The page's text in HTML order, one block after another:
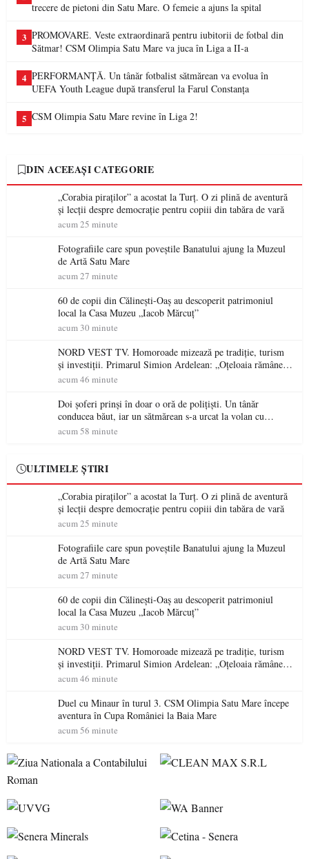
trecere de pietoni din Satu Mare. O femeie a ajuns la spital
3 PROMOVARE. Veste extraordinară pentru iubitorii de fotbal din
Sătmar! CSM Olimpia Satu Mare va juca în Liga a II-a
4 PERFORMANȚĂ. Un tânăr fotbalist sătmărean va evolua în
UEFA Youth League după transferul la Farul Constanța
5 CSM Olimpia Satu Mare revine în Liga 2!
DIN ACEEAȘI CATEGORIE
„Corabia piraților” a acostat la Turț. O zi plină de aventură
și lecții despre democrație pentru copiii din tabăra de vară
acum 25 minute
Fotografiile care spun poveștile Banatului ajung la Muzeul
de Artă Satu Mare
acum 27 minute
60 de copii din Călinești-Oaș au descoperit patrimoniul
local la Casa Muzeu „Iacob Mărcuț”
acum 30 minute
NORD VEST TV. Homoroade mizează pe tradiție, turism
și investiții. Primarul Simion Ardelean: „Oțeloaia rămâne
un brand al Codrului”
acum 46 minute
Doi șoferi prinși în doar o oră de polițiști. Un tânăr
conducea băut, iar un sătmărean s-a urcat la volan cu
permisul suspendat
acum 58 minute
ULTIMELE ȘTIRI
„Corabia piraților” a acostat la Turț. O zi plină de aventură
și lecții despre democrație pentru copiii din tabăra de vară
acum 25 minute
Fotografiile care spun poveștile Banatului ajung la Muzeul
de Artă Satu Mare
acum 27 minute
60 de copii din Călinești-Oaș au descoperit patrimoniul
local la Casa Muzeu „Iacob Mărcuț”
acum 30 minute
NORD VEST TV. Homoroade mizează pe tradiție, turism
și investiții. Primarul Simion Ardelean: „Oțeloaia rămâne
un brand al Codrului”
acum 46 minute
Duel cu Minaur în turul 3. CSM Olimpia Satu Mare începe
aventura în Cupa României la Baia Mare
acum 56 minute